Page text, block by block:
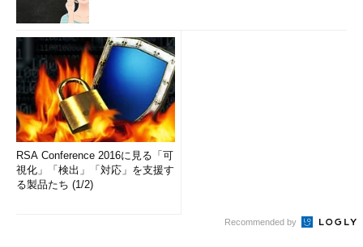
RSA Conference 2016に見る「可
視化」「検出」「対応」を支援す
る製品たち (1/2)
Recommended by